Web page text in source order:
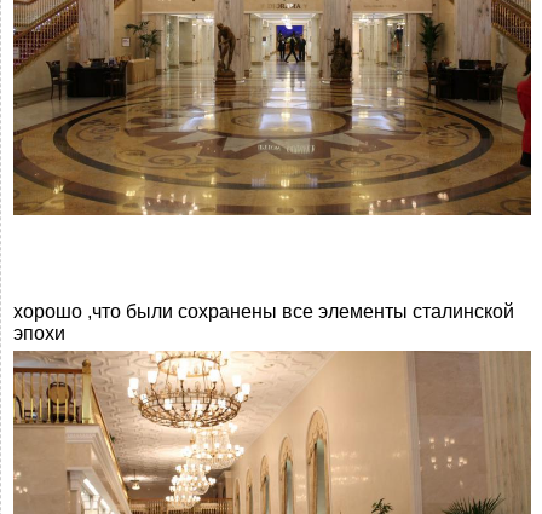
хорошо ,что были сохранены все элементы сталинской
эпохи